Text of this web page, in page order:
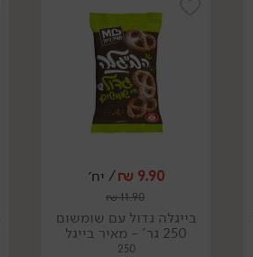
9.90
₪/ יח׳
11.90
₪
בייגלה גדול עם שומשום
250 גר' - מאיר בייגל
250